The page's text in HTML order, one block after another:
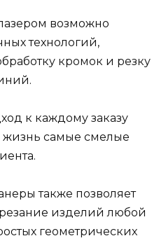
возможно
технологий,
кромок и резку
к каждому заказу
жизнь самые смелые
также позволяет
изделий любой
геометрических